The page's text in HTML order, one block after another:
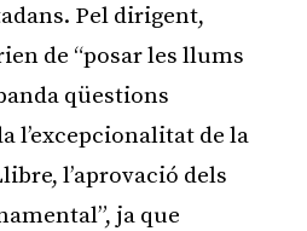
Pel dirigent,
de “posar les llums
qüestions
l’excepcionalitat de la
l’aprovació dels
ja que